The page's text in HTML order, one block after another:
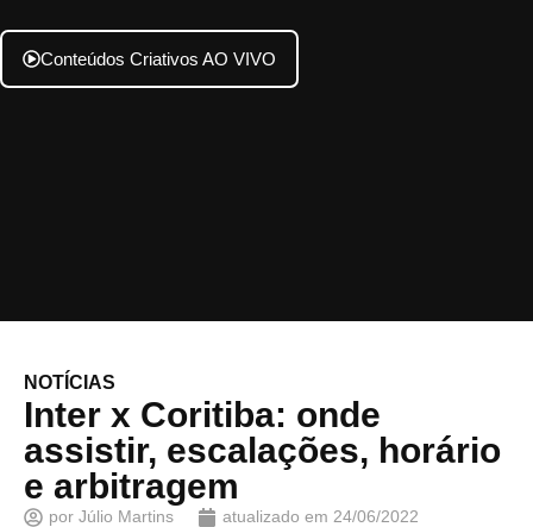
Conteúdos Criativos AO VIVO
NOTÍCIAS
Inter x Coritiba: onde
assistir, escalações, horário
e arbitragem
por Júlio Martins atualizado em 24/06/2022